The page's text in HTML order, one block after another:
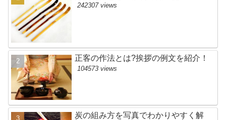
242307 views
正客の作法とは?挨拶の例文を紹介！
104573 views
炭の組み方を写真でわかりやすく解